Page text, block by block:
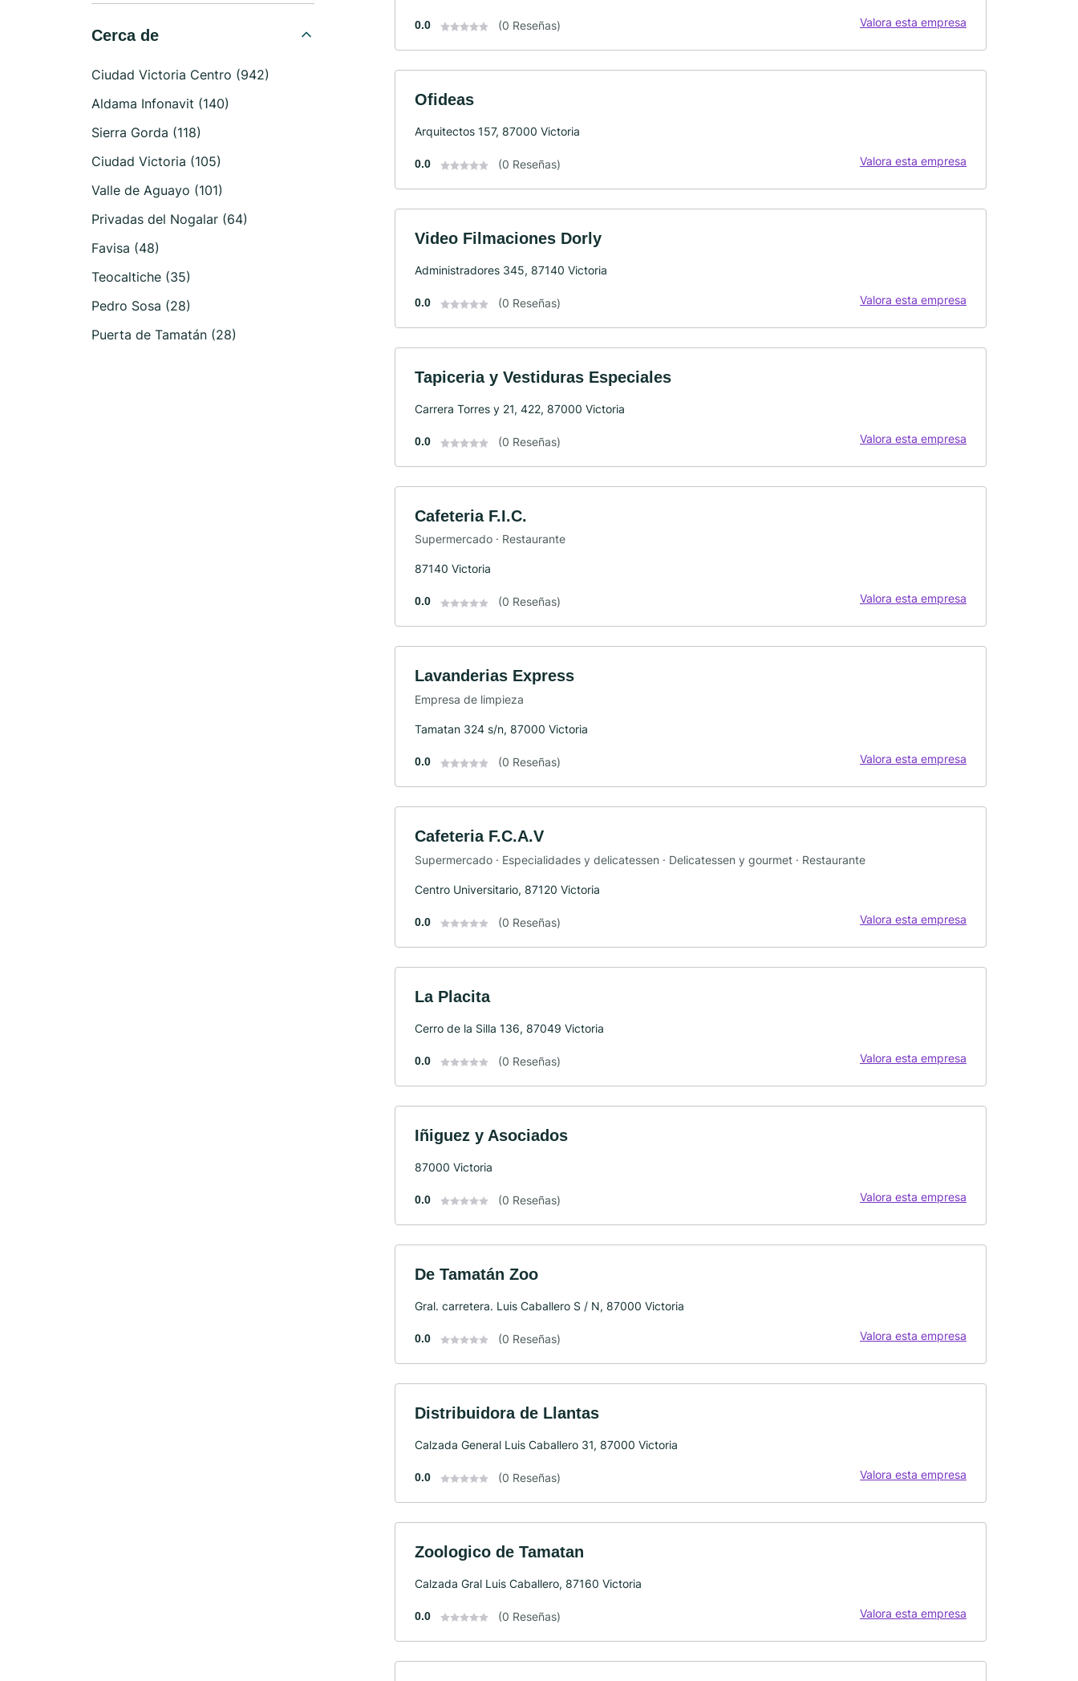
Cerca de
Ciudad Victoria Centro (942)
Aldama Infonavit (140)
Sierra Gorda (118)
Ciudad Victoria (105)
Valle de Aguayo (101)
Privadas del Nogalar (64)
Favisa (48)
Teocaltiche (35)
Pedro Sosa (28)
Puerta de Tamatán (28)
0.0 (0 Reseñas) Valora esta empresa
Ofideas
Arquitectos 157, 87000 Victoria
0.0 (0 Reseñas) Valora esta empresa
Video Filmaciones Dorly
Administradores 345, 87140 Victoria
0.0 (0 Reseñas) Valora esta empresa
Tapiceria y Vestiduras Especiales
Carrera Torres y 21, 422, 87000 Victoria
0.0 (0 Reseñas) Valora esta empresa
Cafeteria F.I.C.
Supermercado · Restaurante
87140 Victoria
0.0 (0 Reseñas) Valora esta empresa
Lavanderias Express
Empresa de limpieza
Tamatan 324 s/n, 87000 Victoria
0.0 (0 Reseñas) Valora esta empresa
Cafeteria F.C.A.V
Supermercado · Especialidades y delicatessen · Delicatessen y gourmet · Restaurante
Centro Universitario, 87120 Victoria
0.0 (0 Reseñas) Valora esta empresa
La Placita
Cerro de la Silla 136, 87049 Victoria
0.0 (0 Reseñas) Valora esta empresa
Iñiguez y Asociados
87000 Victoria
0.0 (0 Reseñas) Valora esta empresa
De Tamatán Zoo
Gral. carretera. Luis Caballero S / N, 87000 Victoria
0.0 (0 Reseñas) Valora esta empresa
Distribuidora de Llantas
Calzada General Luis Caballero 31, 87000 Victoria
0.0 (0 Reseñas) Valora esta empresa
Zoologico de Tamatan
Calzada Gral Luis Caballero, 87160 Victoria
0.0 (0 Reseñas) Valora esta empresa